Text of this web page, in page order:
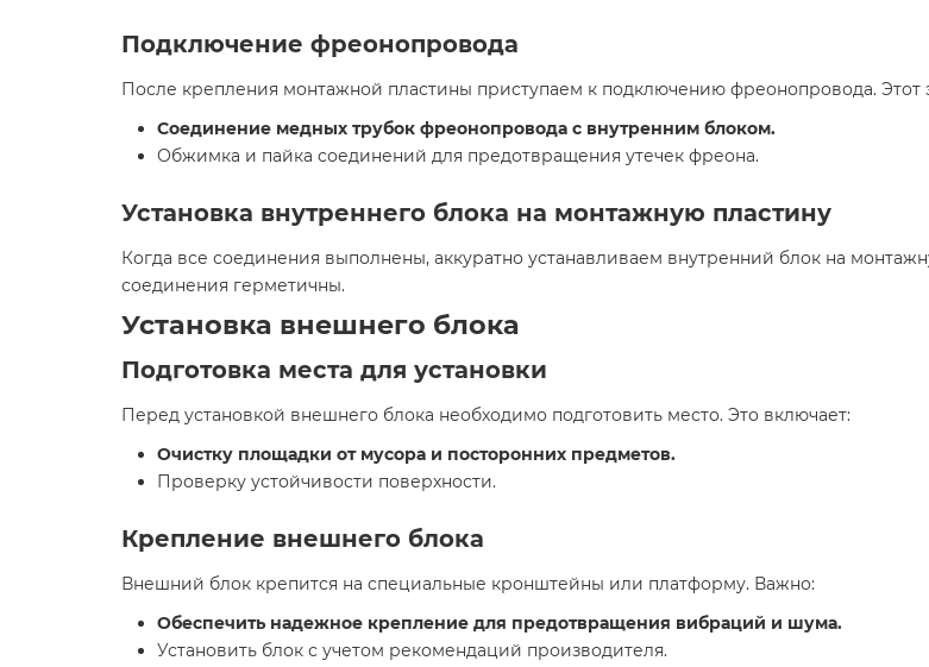
Подключение фреонопровода
После крепления монтажной пластины приступаем к подключению фреонопровода. Этот
Соединение медных трубок фреонопровода с внутренним блоком.
Обжимка и пайка соединений для предотвращения утечек фреона.
Установка внутреннего блока на монтажную пластину
Когда все соединения выполнены, аккуратно устанавливаем внутренний блок на
соединения герметичны.
Установка внешнего блока
Подготовка места для установки
Перед установкой внешнего блока необходимо подготовить место. Это включает:
Очистку площадки от мусора и посторонних предметов.
Проверку устойчивости поверхности.
Крепление внешнего блока
Внешний блок крепится на специальные кронштейны или платформу. Важно:
Обеспечить надежное крепление для предотвращения вибраций и шума.
Установить блок с учетом рекомендаций производителя.